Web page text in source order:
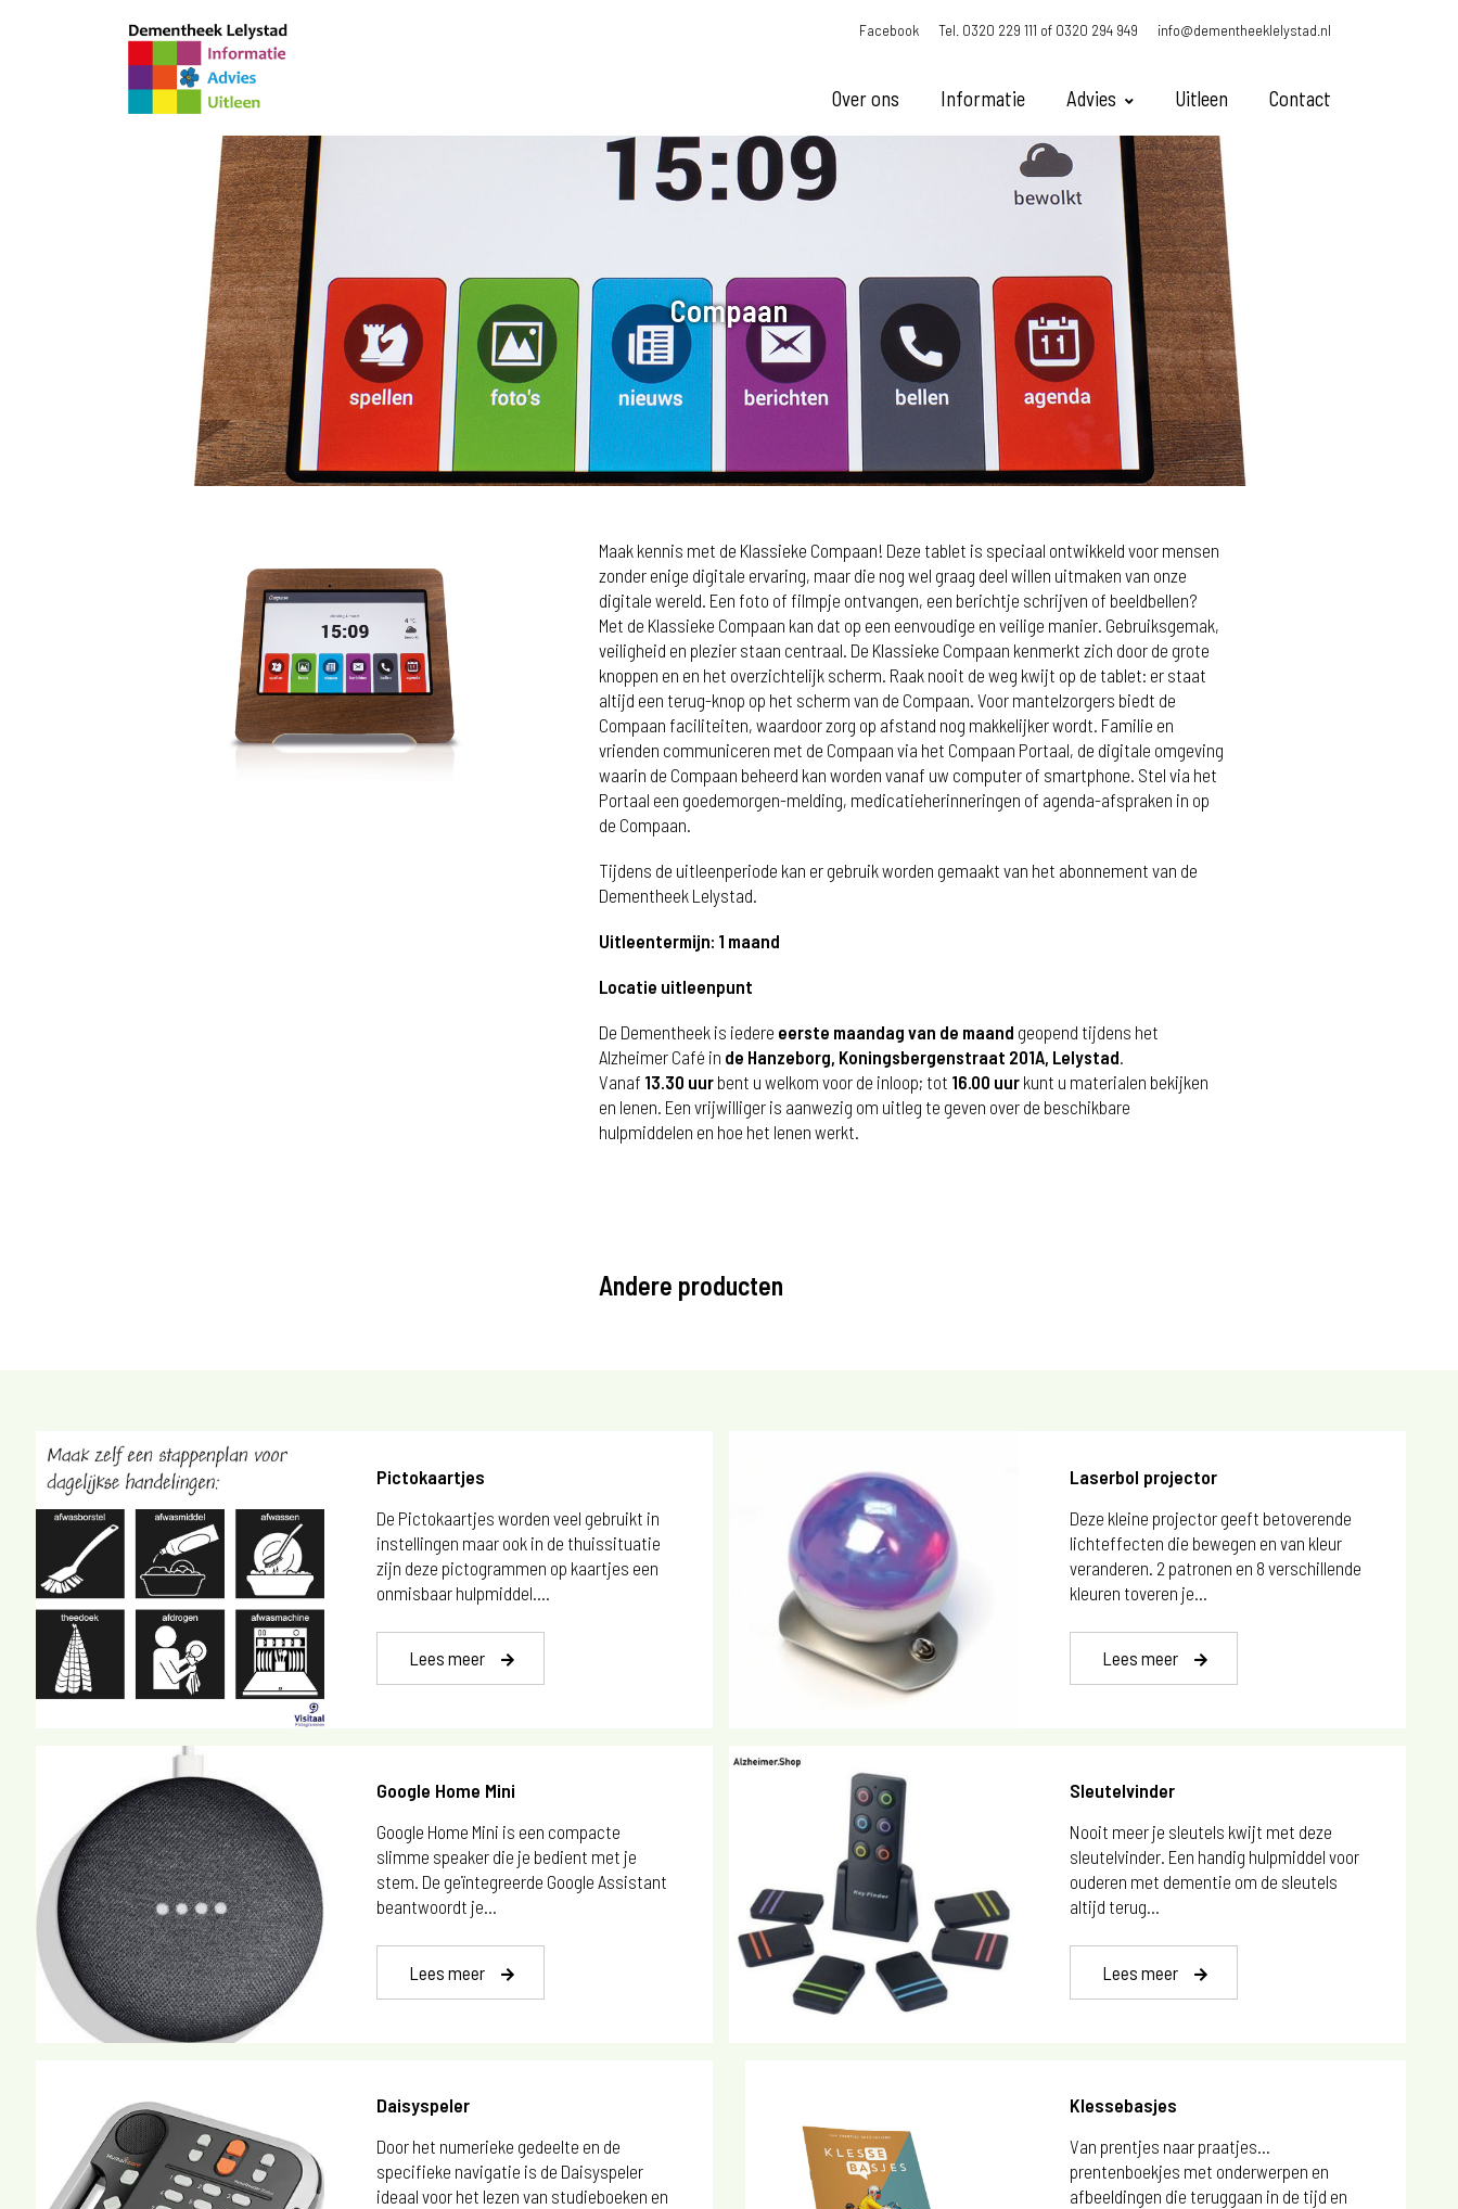
Facebook Tel. 0320 229 111 of 0320 294 949 info@dementheeklelystad.nl
Over ons Informatie Advies Uitleen Contact
Compaan
Maak kennis met de Klassieke Compaan! Deze tablet is speciaal ontwikkeld voor mensen
zonder enige digitale ervaring, maar die nog wel graag deel willen uitmaken van onze
digitale wereld. Een foto of filmpje ontvangen, een berichtje schrijven of beeldbellen?
Met de Klassieke Compaan kan dat op een eenvoudige en veilige manier. Gebruiksgemak,
veiligheid en plezier staan centraal. De Klassieke Compaan kenmerkt zich door de grote
knoppen en en het overzichtelijk scherm. Raak nooit de weg kwijt op de tablet: er staat
altijd een terug-knop op het scherm van de Compaan. Voor mantelzorgers biedt de
Compaan faciliteiten, waardoor zorg op afstand nog makkelijker wordt. Familie en
vrienden communiceren met de Compaan via het Compaan Portaal, de digitale omgeving
waarin de Compaan beheerd kan worden vanaf uw computer of smartphone. Stel via het
Portaal een goedemorgen-melding, medicatieherinneringen of agenda-afspraken in op
de Compaan.
Tijdens de uitleenperiode kan er gebruik worden gemaakt van het abonnement van de
Dementheek Lelystad.
Uitleentermijn: 1 maand
Locatie uitleenpunt
De Dementheek is iedere eerste maandag van de maand geopend tijdens het
Alzheimer Café in de Hanzeborg, Koningsbergenstraat 201A, Lelystad.
Vanaf 13.30 uur bent u welkom voor de inloop; tot 16.00 uur kunt u materialen bekijken
en lenen. Een vrijwilliger is aanwezig om uitleg te geven over de beschikbare
hulpmiddelen en hoe het lenen werkt.
Andere producten
Pictokaartjes
De Pictokaartjes worden veel gebruikt in
instellingen maar ook in de thuissituatie
zijn deze pictogrammen op kaartjes een
onmisbaar hulpmiddel....
Lees meer
Laserbol projector
Deze kleine projector geeft betoverende
lichteffecten die bewegen en van kleur
veranderen. 2 patronen en 8 verschillende
kleuren toveren je...
Lees meer
Google Home Mini
Google Home Mini is een compacte
slimme speaker die je bedient met je
stem. De geïntegreerde Google Assistant
beantwoordt je...
Lees meer
Sleutelvinder
Nooit meer je sleutels kwijt met deze
sleutelvinder. Een handig hulpmiddel voor
ouderen met dementie om de sleutels
altijd terug...
Lees meer
Daisyspeler
Door het numerieke gedeelte en de
specifieke navigatie is de Daisyspeler
ideaal voor het lezen van studieboeken en
Klessebasjes
Van prentjes naar praatjes…
prentenboekjes met onderwerpen en
afbeeldingen die teruggaan in de tijd en